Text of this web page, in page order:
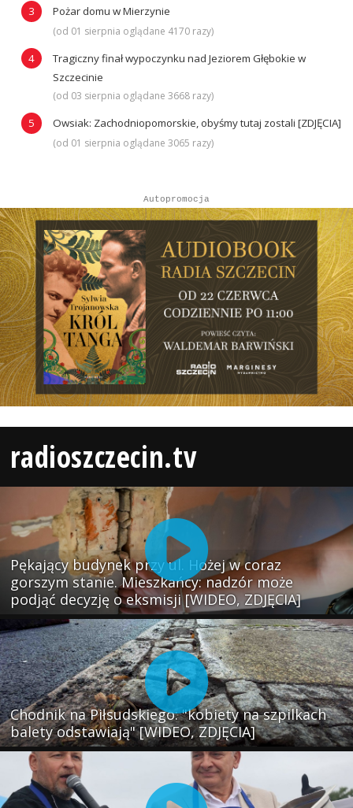
Pożar domu w Mierzynie
(od 01 sierpnia oglądane 4170 razy)
Tragiczny finał wypoczynku nad Jeziorem Głębokie w
Szczecinie
(od 03 sierpnia oglądane 3668 razy)
Owsiak: Zachodniopomorskie, obyśmy tutaj zostali [ZDJĘCIA]
(od 01 sierpnia oglądane 3065 razy)
Autopromocja
radioszczecin.tv
Pękający budynek przy ul. Hożej w coraz
gorszym stanie. Mieszkańcy: nadzór może
podjąć decyzję o eksmisji [WIDEO, ZDJĘCIA]
Chodnik na Piłsudskiego: "kobiety na szpilkach
balety odstawiają" [WIDEO, ZDJĘCIA]